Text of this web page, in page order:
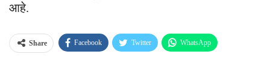
आहे.
Share Facebook Twitter WhatsApp